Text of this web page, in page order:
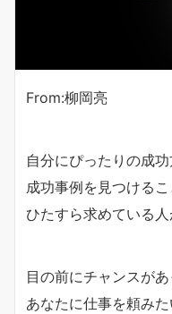
From:柳岡亮
自分にぴったりの成
成功事例を見つける
ひたすら求めている人
目の前にチャンスがあ
あなたに仕事を頼みた